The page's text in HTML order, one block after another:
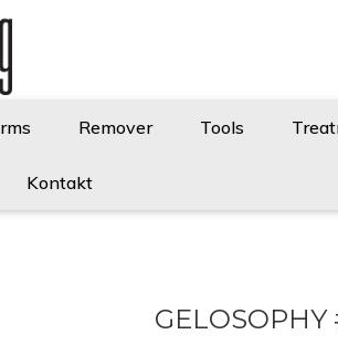
Remover Tools
Kontakt